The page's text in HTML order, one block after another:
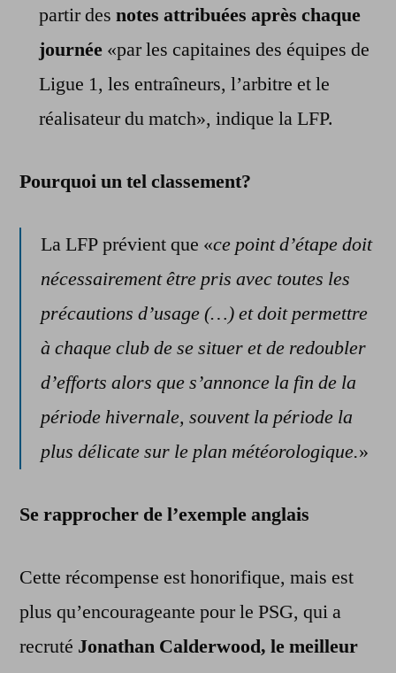
partir des notes attribuées après chaque
journée «par les capitaines des équipes de
Ligue 1, les entraîneurs, l’arbitre et le
réalisateur du match», indique la LFP.
Pourquoi un tel classement?
La LFP prévient que «ce point d’étape doit
nécessairement être pris avec toutes les
précautions d’usage (…) et doit permettre
à chaque club de se situer et de redoubler
d’efforts alors que s’annonce la fin de la
période hivernale, souvent la période la
plus délicate sur le plan météorologique.»
Se rapprocher de l’exemple anglais
Cette récompense est honorifique, mais est
plus qu’encourageante pour le PSG, qui a
recruté Jonathan Calderwood, le meilleur